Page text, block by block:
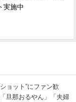
実施中
ョット”にファン歓
旦那おるやん」「夫婦